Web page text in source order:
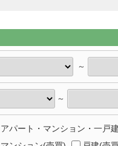
～
～
アパート・マンション・一戸